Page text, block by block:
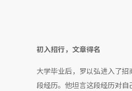
初入招行，文章得名
大学毕业后，罗以弘进入了
段经历。他坦言这段经历对自